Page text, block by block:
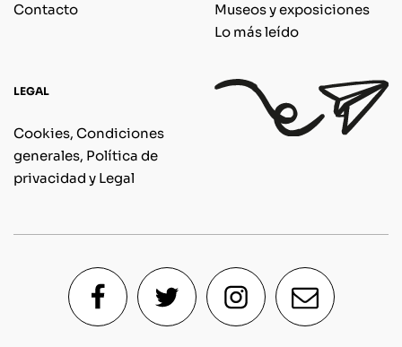
Contacto
Museos y exposiciones
Lo más leído
LEGAL
Cookies, Condiciones
generales, Política de
privacidad y Legal